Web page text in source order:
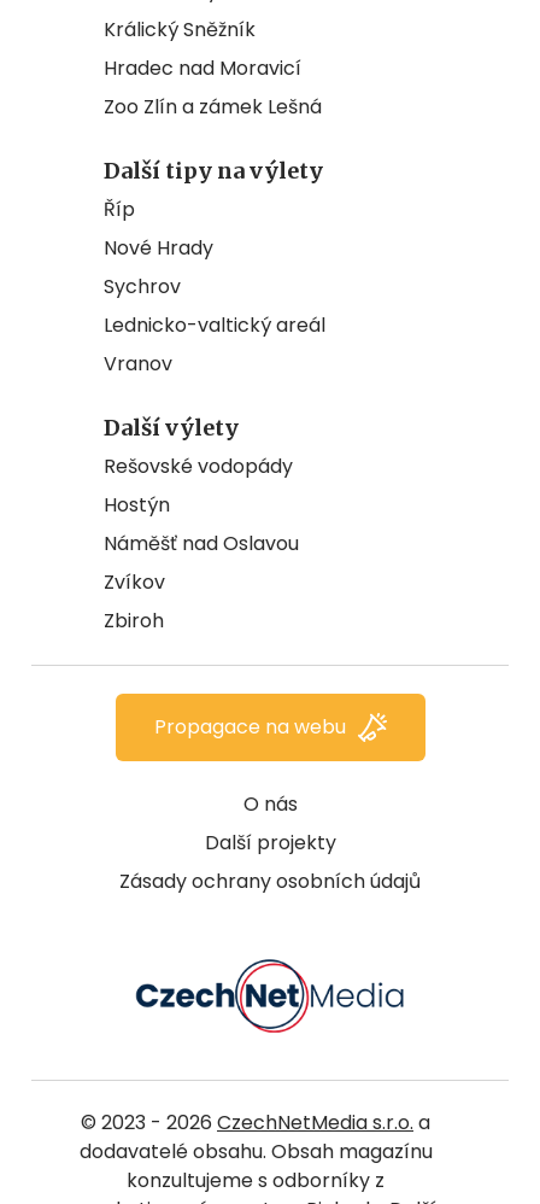
Králický Sněžník
Hradec nad Moravicí
Zoo Zlín a zámek Lešná
Další tipy na výlety
Říp
Nové Hrady
Sychrov
Lednicko-valtický areál
Vranov
Další výlety
Rešovské vodopády
Hostýn
Náměšť nad Oslavou
Zvíkov
Zbiroh
O nás
Další projekty
Zásady ochrany osobních údajů
Propagace na webu
© 2023 - 2026 CzechNetMedia s.r.o. a
dodavatelé obsahu. Obsah magazínu
konzultujeme s odborníky z